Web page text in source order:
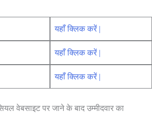
यहाँ क्लिक करें |
यहाँ क्लिक करें |
यहाँ क्लिक करें |
वेबसाइट पर जाने के बाद उम्मीदवार का